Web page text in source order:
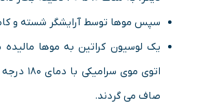
سپس موها توسط آرایشگر شسته و
یک لوسیون کراتین به موها
اتوی موی
صاف می گردند.